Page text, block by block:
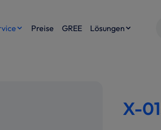
Preise GREE Lösungen
X-